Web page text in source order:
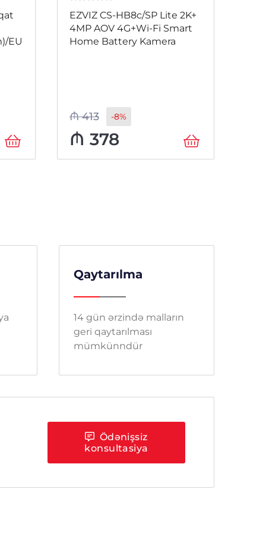
EU
EZVIZ CS-HB8c/SP Lite 2K+
4MP AOV 4G+Wi-Fi Smart
Home Battery Kamera
₼413 -8%
₼ 378
Qaytarılma
14 gün ərzində malların
geri qaytarılması
mümkünndür
Ödənişsiz
konsultasiya